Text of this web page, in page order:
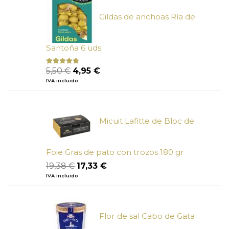
6,73 €.
Gildas de anchoas Ría de
Santoña 6 uds
Valorado
con
de 5
5,50€ El
precio
4,95 €El
IVA incluido
Micuit Lafitte de Bloc de
Foie Gras de pato con trozos 180 gr
19,38€ El
precio
19,38 €.
17,33 €El
IVA incluido
Flor de sal Cabo de Gata